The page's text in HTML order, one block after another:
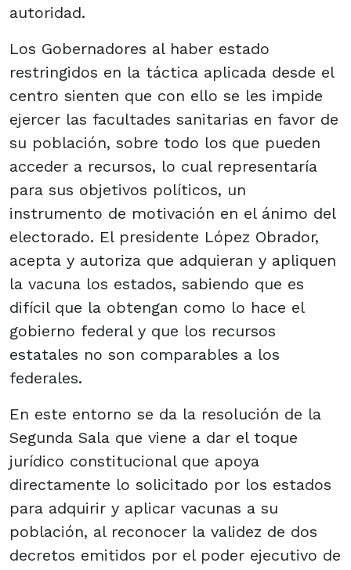
autoridad.
Los Gobernadores al haber estado
restringidos en la táctica aplicada desde el
centro sienten que con ello se les impide
ejercer las facultades sanitarias en favor de
su población, sobre todo los que pueden
acceder a recursos, lo cual representaría
para sus objetivos políticos, un
instrumento de motivación en el ánimo del
electorado. El presidente López Obrador,
acepta y autoriza que adquieran y apliquen
la vacuna los estados, sabiendo que es
difícil que la obtengan como lo hace el
gobierno federal y que los recursos
estatales no son comparables a los
federales.
En este entorno se da la resolución de la
Segunda Sala que viene a dar el toque
jurídico constitucional que apoya
directamente lo solicitado por los estados
para adquirir y aplicar vacunas a su
población, al reconocer la validez de dos
decretos emitidos por el poder ejecutivo de